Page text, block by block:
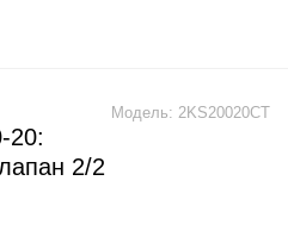
Модель: 2KS20020CT
20:
2/2